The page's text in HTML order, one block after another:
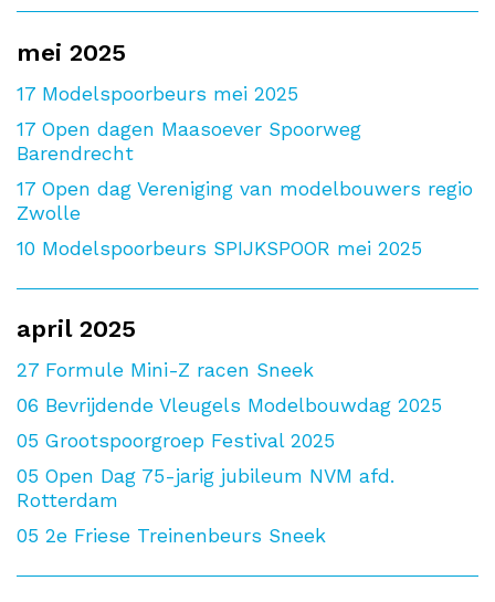
mei 2025
17 Modelspoorbeurs mei 2025
17 Open dagen Maasoever Spoorweg
Barendrecht
17 Open dag Vereniging van modelbouwers regio
Zwolle
10 Modelspoorbeurs SPIJKSPOOR mei 2025
april 2025
27 Formule Mini-Z racen Sneek
06 Bevrijdende Vleugels Modelbouwdag 2025
05 Grootspoorgroep Festival 2025
05 Open Dag 75-jarig jubileum NVM afd.
Rotterdam
05 2e Friese Treinenbeurs Sneek